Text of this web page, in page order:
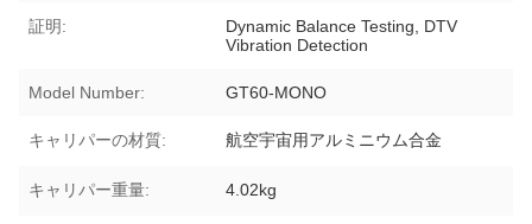
証明:
Dynamic Balance Testing, DTV
Vibration Detection
Model Number: GT60-MONO
キャリパーの材質: 航空宇宙用アルミニウム合金
キャリパー重量: 4.02kg